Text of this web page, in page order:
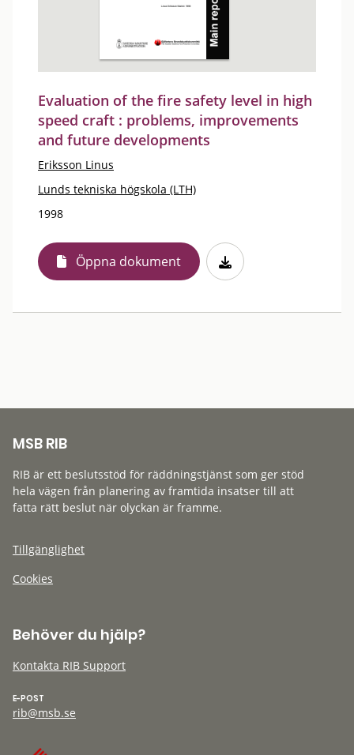
Evaluation of the fire safety level in high
speed craft : problems, improvements
and future developments
Eriksson Linus
Lunds tekniska högskola (LTH)
1998
Öppna dokument
MSB RIB
RIB är ett beslutsstöd för räddningstjänst som ger stöd
hela vägen från planering av framtida insatser till att
fatta rätt beslut när olyckan är framme.
Tillgänglighet
Cookies
Behöver du hjälp?
Kontakta RIB Support
E-POST
rib@msb.se